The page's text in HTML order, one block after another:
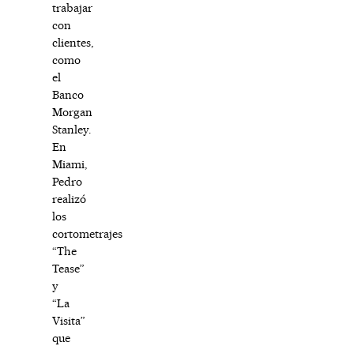
trabajar
con
clientes,
como
el
Banco
Morgan
Stanley.
En
Miami,
Pedro
realizó
los
cortometrajes
“The
Tease”
y
“La
Visita”
que